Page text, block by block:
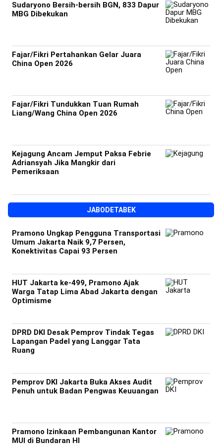
Sudaryono Bersih-bersih BGN, 833 Dapur
MBG Dibekukan
Fajar/Fikri Pertahankan Gelar Juara
China Open 2026
Fajar/Fikri Tundukkan Tuan Rumah
Liang/Wang China Open 2026
Kejagung Ancam Jemput Paksa Febrie
Adriansyah Jika Mangkir dari
Pemeriksaan
JABODETABEK
Pramono Ungkap Pengguna Transportasi
Umum Jakarta Naik 9,7 Persen,
Konektivitas Capai 93 Persen
HUT Jakarta ke-499, Pramono Ajak
Warga Tatap Lima Abad Jakarta dengan
Optimisme
DPRD DKI Desak Pemprov Tindak Tegas
Lapangan Padel yang Langgar Tata
Ruang
Pemprov DKI Jakarta Buka Akses Audit
Penuh untuk Badan Pengwas Keuuangan
Pramono Izinkaan Pembangunan Kantor
MUI di Bundaran HI